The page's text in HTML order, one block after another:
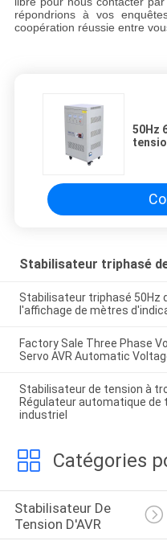
répondrions à vos
coopération réussie entre
50Hz
Stabilisateur triphasé
Stabilisateur triphasé 50Hz
l'affichage de mètres
Factory Sale Three Phase
Servo AVR Automatic
Stabilisateur de tension à
Régulateur automatique
industriel
Catégories
Stabilisateur De
Tension D'AVR